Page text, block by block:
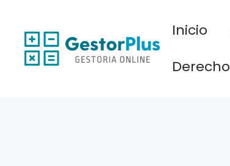
contenido
Inicio
Derecho